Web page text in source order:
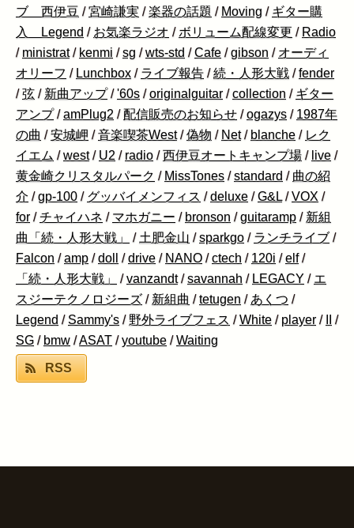
ブ 西伊豆 /宮崎謙実 /楽器の話題 / Moving / ギター購
入 Legend / お気楽ラジオ / ボリューム配線変更 / Radio
/ ministrat / kenmi /sg /wts-std /Cafe /gibson / オーディ
オリーフ / Lunchbox / ライブ報告 /続・人形大戦 /fender
/弦 / 新曲アップ /'60s /originalguitar /collection / ギター
アンプ /amPlug2 /配信販売のお知らせ /ogazys / 1987年
の曲 /安城岬 /音楽喫茶West /偽物 / Net / blanche / レク
イエム /west / U2 / radio /西伊豆オートキャンプ場 / live /
黄金崎クリスタルパーク / MissTones /standard / 曲の紹
介 /gp-100 / グッバイメンフィス /deluxe /G&L /VOX /
for /チャイハネ / マホガニー / bronson /guitaramp / 新組
曲「続・人形大戦」
/ 土肥金山 /sparkgo / ランチライブ /
Falcon /amp /doll /drive / NANO /ctech / 120i /elf /
「続・人形大戦」
/vanzandt /savannah / LEGACY / エ
スジーテクノロジーズ / 新組曲 /tetugen / あくつ /
Legend /Sammy's / 野外ライブフェス /White / player /
/
SG / bmw /ASAT /youtube /Waiting
RSS